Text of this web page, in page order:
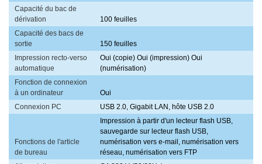
Capacité du bac de
dérivation
100 feuilles
Capacité des bacs de
sortie
150 feuilles
Impression recto-verso
automatique
Oui (copie) Oui (impression) Oui
(numérisation)
Fonction de connexion
à un ordinateur
Oui
Connexion PC
USB 2.0, Gigabit LAN, hôte USB 2.0
Fonctions de l'article
de bureau
Impression à partir d'un lecteur flash USB,
sauvegarde sur lecteur flash USB,
numérisation vers e-mail, numérisation vers
réseau, numérisation vers FTP